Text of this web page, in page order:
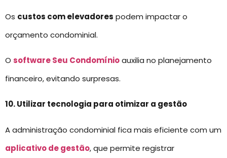
Os custos com elevadores podem impactar o
orçamento condominial.
O software Seu Condomínioauxilia no planejamento
financeiro, evitando surpresas.
10. Utilizar tecnologia para otimizar a gestão
A administração condominial fica mais eficiente com um
aplicativo de gestão, que permite registrar